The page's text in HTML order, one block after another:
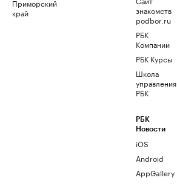
Приморский
край
знакомств
podbor.ru
РБК
Компании
РБК Курсы
Школа
управления
РБК
РБК
Новости
iOS
Android
AppGallery